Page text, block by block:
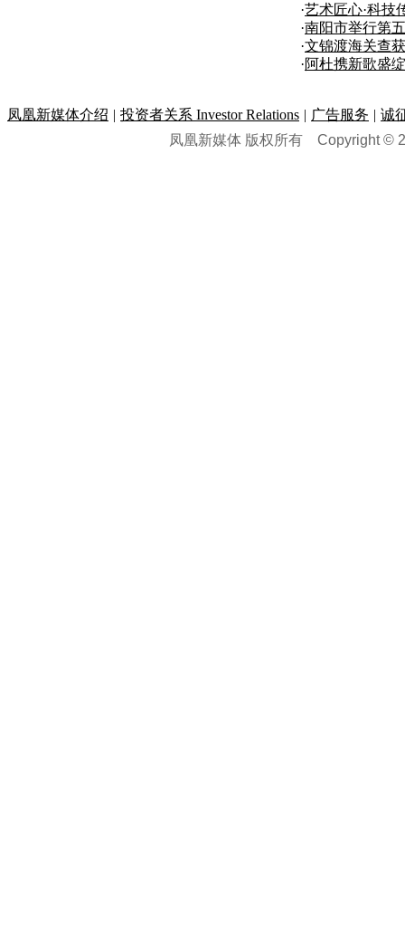
团合作发布
·艺术匠心·科技
团合作发布
·南阳市举行第
奖”颁奖仪式
·文锦渡海关查
·阿杜携新歌盛
凤凰新媒体介绍 | 投资者关系 Investor Relations | 广告服务 | 诚
凤凰新媒体 版权所有 Copyright ©